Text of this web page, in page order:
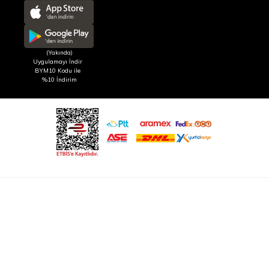
(Yakında)
Uygulamayı İndir
BYM10 Kodu ile
%10 İndirim